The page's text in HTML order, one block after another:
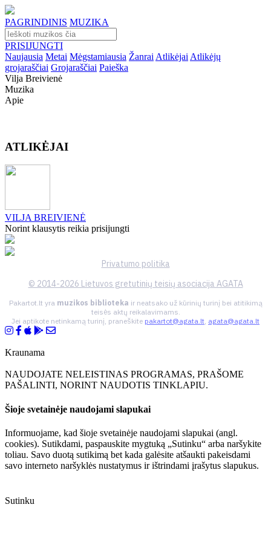
PAGRINDINIS MUZIKA
PRISIJUNGTI
Naujausia Metai Mėgstamiausia Žanrai Atlikėjai Atlikėjų
grojaraščiai Grojaraščiai Paieška
Vilja Breivienė
Muzika
Apie
ATLIKĖJAI
VILJA BREIVIENĖ
Norint klausytis reikia prisijungti
Privatumo politika
© 2014-2026 Lietuvos gretutinių teisių asociacija AGATA
Pakartot.lt yra muzikos biblioteka ir neatsako už kūrinių turinį bei atitikimą
teisės aktų reikalavimams.
Jei aptikote netinkamą turinį, praneškite pakartot@agata.lt, agata@agata.lt
Kraunama
NAUDOJATE NELEISTINAS PROGRAMAS, PRAŠOME
PAŠALINTI, NORINT NAUDOTIS TINKLAPIU.
Šioje svetainėje naudojami slapukai
Informuojame, kad šioje svetainėje naudojami slapukai (angl.
cookies). Sutikdami, paspauskite mygtuką „Sutinku“ arba naršykite
toliau. Savo duotą sutikimą bet kada galėsite atšaukti pakeisdami
savo interneto naršyklės nustatymus ir ištrindami įrašytus slapukus.
Sutinku